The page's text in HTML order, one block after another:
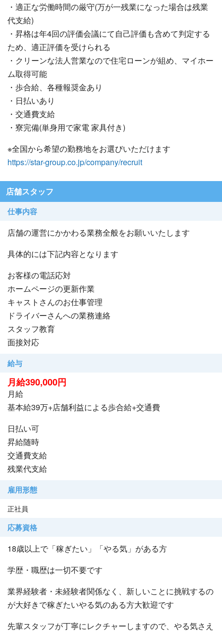
・適正な労働時間の厳守(万が一残業になった場合は残業
代支給)
・昇格は年4回の評価会議にて自己評価も含めて判定する
ため、適正評価を受けられる
・クリーンな法人営業なので住宅ローンが組め、マイホー
ム取得可能
・歩合給、各種報奨金あり
・日払いあり
・交通費支給
・寮完備(単身用で家電 家具付き)
※全国から希望の勤務地をお選びいただけます
https://star-group.co.jp/company/recruit
店舗スタッフ
仕事内容
店舗の運営にかかわる業務全般をお願いいたします
具体的には下記内容となります
お客様の電話応対
ホームページの更新作業
キャストさんのお仕事管理
ドライバーさんへの業務連絡
スタッフ教育
面接対応
給与
月給390,000円
月給
基本給39万+店舗利益による歩合給+交通費
日払い可
昇給随時
交通費支給
残業代支給
雇用形態
正社員
応募資格
18歳以上で「稼ぎたい」「やる気」がある方
学歴・職歴は一切不要です
業界経験者・未経験者関係なく、新しいことに挑戦するの
が大好きで稼ぎたいやる気のある方大歓迎です
先輩スタッフが丁寧にレクチャーしますので、やる気さえ